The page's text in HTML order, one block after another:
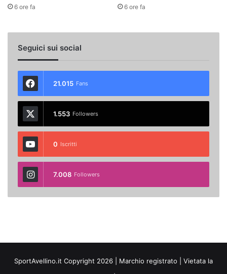
6 ore fa 6 ore fa
Seguici sui social
21.015 Fans
1.553 Followers
0 Iscritti
7.008 Followers
SportAvellino.it Copyright 2026 | Marchio registrato | Vietata la